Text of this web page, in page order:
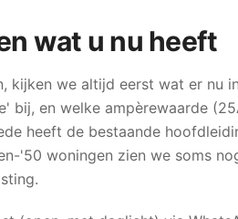
wat u nu heeft
kijken we altijd eerst wat er nu
bij, en welke ampèrewaarde
heeft de bestaande
'50 woningen zien we soms